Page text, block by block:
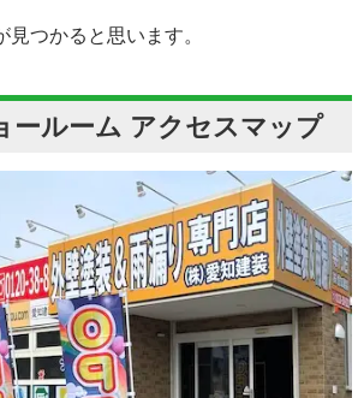
見つかると思います。
ールーム アクセスマップ